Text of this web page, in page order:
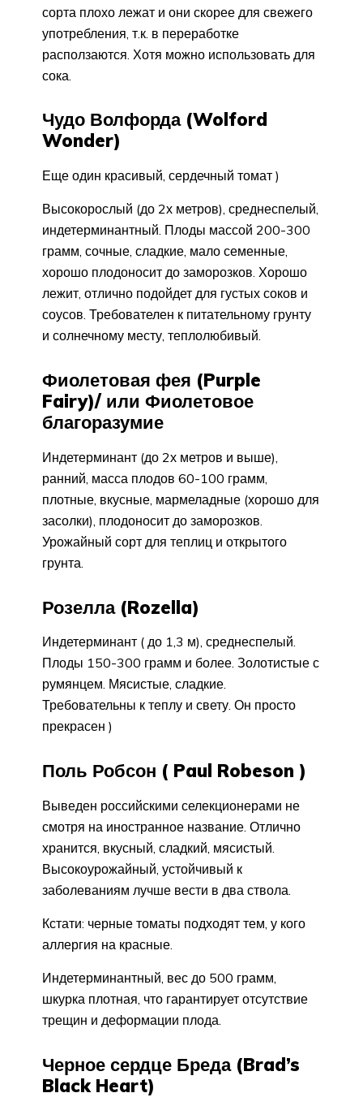
сорта плохо лежат и они скорее для свежего
употребления, т.к. в переработке
расползаются. Хотя можно использовать для
сока.
Чудо Волфорда (Wolford
Wonder)
Еще один красивый, сердечный томат )
Высокорослый (до 2х метров), среднеспелый,
индетерминантный. Плоды массой 200-300
грамм, сочные, сладкие, мало семенные,
хорошо плодоносит до заморозков. Хорошо
лежит, отлично подойдет для густых соков и
соусов. Требователен к питательному грунту
и солнечному месту, теплолюбивый.
Фиолетовая фея (Purple
Fairy)/ или Фиолетовое
благоразумие
Индетерминант (до 2х метров и выше),
ранний, масса плодов 60-100 грамм,
плотные, вкусные, мармеладные (хорошо для
засолки), плодоносит до заморозков.
Урожайный сорт для теплиц и открытого
грунта.
Розелла (Rozella)
Индетерминант ( до 1,3 м), среднеспелый.
Плоды 150-300 грамм и более. Золотистые с
румянцем. Мясистые, сладкие.
Требовательны к теплу и свету. Он просто
прекрасен )
Поль Робсон ( Paul Robeson )
Выведен российскими селекционерами не
смотря на иностранное название. Отлично
хранится, вкусный, сладкий, мясистый.
Высокоурожайный, устойчивый к
заболеваниям лучше вести в два ствола.
Кстати: черные томаты подходят тем, у кого
аллергия на красные.
Индетерминантный, вес до 500 грамм,
шкурка плотная, что гарантирует отсутствие
трещин и деформации плода.
Черное сердце Бреда (Brad’s
Black Heart)